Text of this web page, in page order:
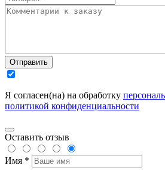
Отправить
Я согласен(на) на обработку
политикой конфиденциальности
Оставить отзыв
Имя *